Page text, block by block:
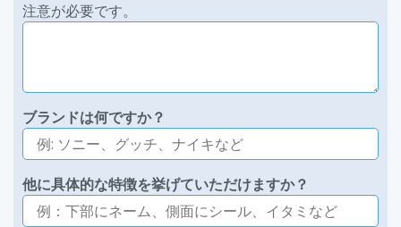
注意が必要です。
ブランドは何ですか？
他に具体的な特徴を挙げていただけますか？